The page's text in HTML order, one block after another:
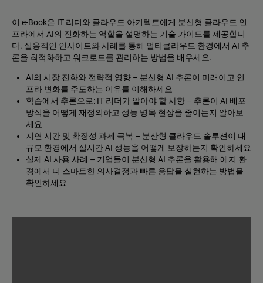
이 e-Book은 IT 리더와 클라우드 아키텍트에게 분산형 클라우드 인
프라에서 AI의 진화하는 역할을 설명하는 기술 가이드를 제공합니
다. 실용적인 인사이트와 사례를 통해 멀티클라우드 환경에서 AI 추
론을 최적화하고 워크로드를 관리하는 방법을 배우세요.
AI의 시장 진화와 전략적 영향 – 분산형 AI 추론이 미래이고 인
프라 변화를 주도하는 이유를 이해하세요
학습에서 추론으로: IT 리더가 알아야 할 사항 – 추론이 AI 배포
방식을 어떻게 재정의하고 성능 병목 현상을 줄이는지 알아보
세요
지연 시간 및 확장성 과제 극복 – 분산형 클라우드 솔루션이 대
규모 환경에서 실시간 AI 성능을 어떻게 보장하는지 확인하세요
실제 AI 사용 사례 – 기업들이 분산형 AI 추론을 활용해 에지 환
경에서 더 스마트한 의사결정과 빠른 응답을 실현하는 방법을
확인하세요